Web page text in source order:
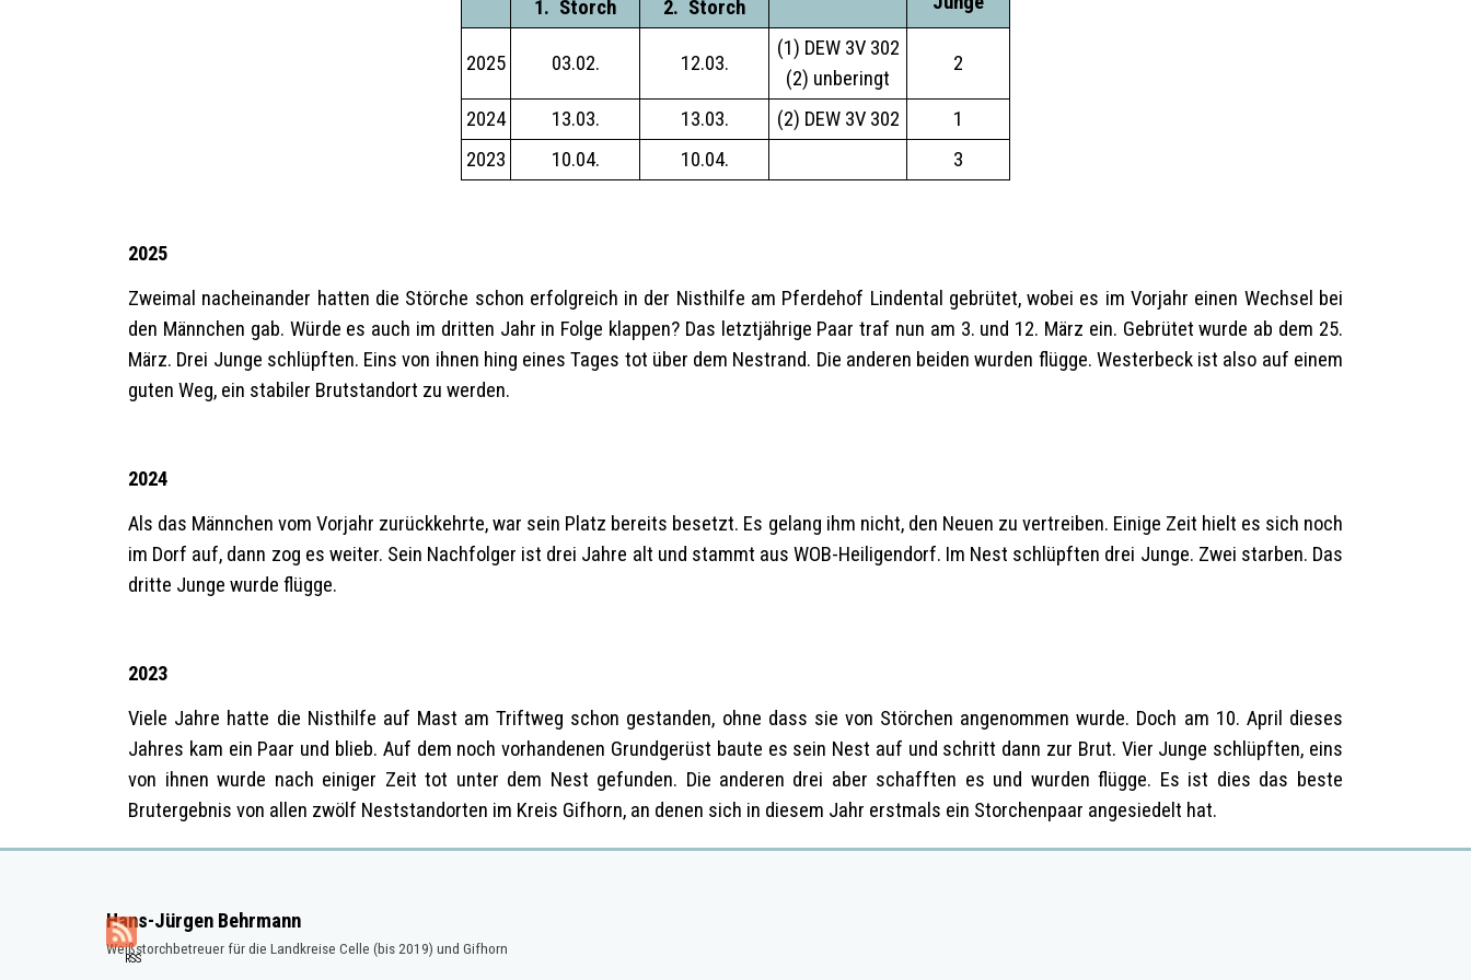
1. Storch 2. Storch
2025 03.02. 12.03.
(1) DEW 3V 302
(2) unberingt
2
2024 13.03. 13.03. (2) DEW 3V 302
1
2023
10.04. 10.04. 3
2025
Zweimal nacheinander hatten die Störche schon erfolgreich in der Nisthilfe am Pferdehof Lindental gebrütet, wobei es im Vorjahr einen Wechsel bei
den Männchen gab. Würde es auch im dritten Jahr in Folge klappen? Das letztjährige Paar traf nun am 3. und 12. März ein. Gebrütet wurde ab dem 25.
März. Drei Junge schlüpften. Eins von ihnen hing eines Tages tot über dem Nestrand. Die anderen beiden wurden flügge. Westerbeck ist also auf einem
guten Weg, ein stabiler Brutstandort zu werden.
2024
Als das Männchen vom Vorjahr zurückkehrte, war sein Platz bereits besetzt. Es gelang ihm nicht, den Neuen zu vertreiben. Einige Zeit hielt es sich noch
im Dorf auf, dann zog es weiter. Sein Nachfolger ist drei Jahre alt und stammt aus WOB-Heiligendorf. Im Nest schlüpften drei Junge. Zwei starben. Das
dritte Junge wurde flügge.
2023
Viele Jahre hatte die Nisthilfe auf Mast am Triftweg schon gestanden, ohne dass sie von Störchen angenommen wurde. Doch am 10. April dieses
Jahres kam ein Paar und blieb. Auf dem noch vorhandenen Grundgerüst baute es sein Nest auf und schritt dann zur Brut. Vier Junge schlüpften, eins
von ihnen wurde nach einiger Zeit tot unter dem Nest gefunden. Die anderen drei aber schafften es und wurden flügge. Es ist dies das beste
Brutergebnis von allen zwölf Neststandorten im Kreis Gifhorn, an denen sich in diesem Jahr erstmals ein Storchenpaar angesiedelt hat.
Hans-Jürgen Behrmann
Weißstorchbetreuer für die Landkreise Celle (bis 2019) und Gifhorn
RSS